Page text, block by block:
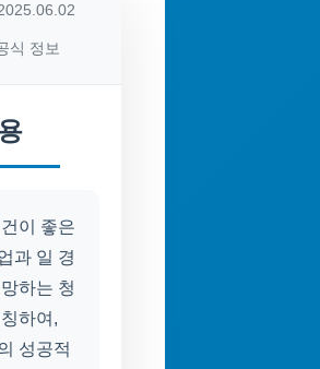
식 정보
이 좋은
과 일 경
하는 청
하여,
성공적